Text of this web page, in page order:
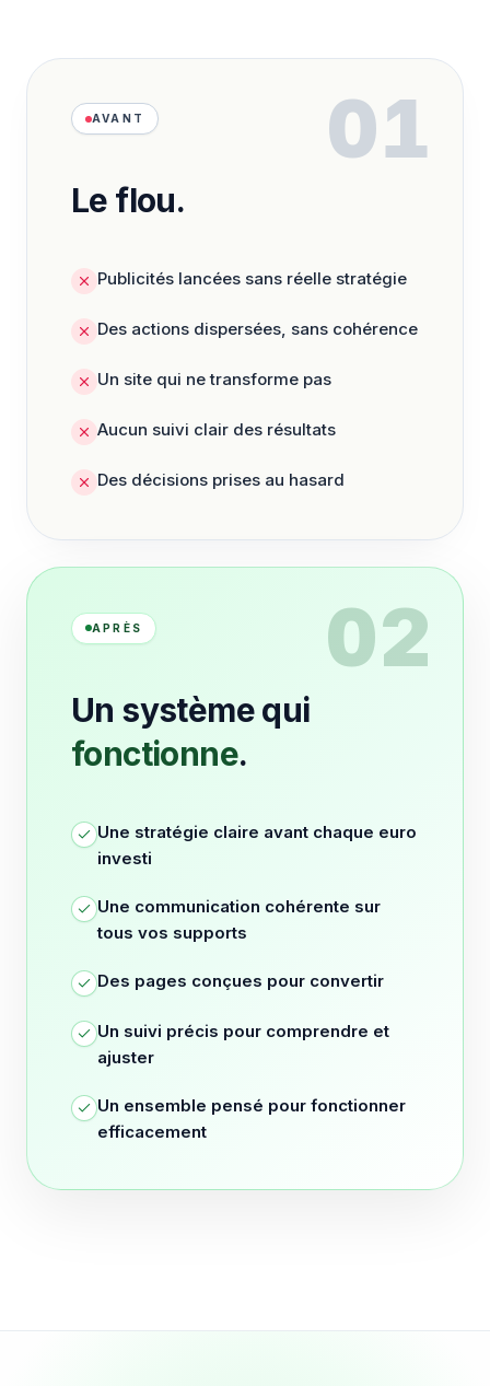
01
AVANT
Le flou.
Publicités lancées sans réelle stratégie
Des actions dispersées, sans cohérence
Un site qui ne transforme pas
Aucun suivi clair des résultats
Des décisions prises au hasard
02
APRÈS
Un système qui
fonctionne.
Une stratégie claire avant chaque euro
investi
Une communication cohérente sur
tous vos supports
Des pages conçues pour convertir
Un suivi précis pour comprendre et
ajuster
Un ensemble pensé pour fonctionner
efficacement